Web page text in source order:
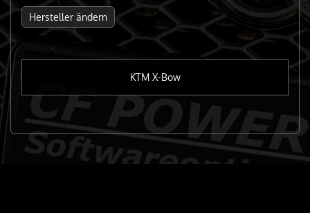
Hersteller ändern
KTM X-Bow